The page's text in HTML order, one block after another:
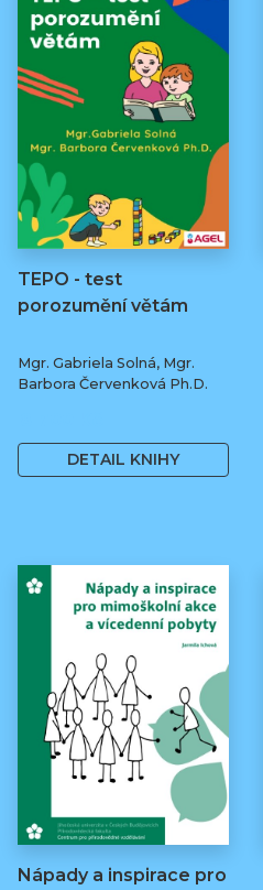
TEPO - test
porozumění větám
Mgr. Gabriela Solná, Mgr.
Barbora Červenková Ph.D.
DETAIL KNIHY
Nápady a inspirace pro